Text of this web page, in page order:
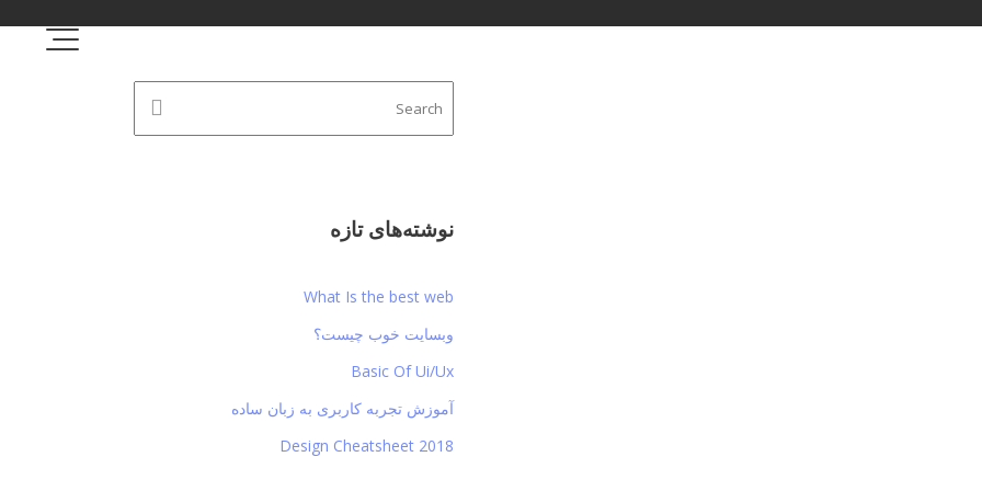
نوشته‌های تازه
What Is the best web
وبسایت خوب چیست؟
Basic Of Ui/Ux
آموزش تجربه کاربری به زبان ساده
Design Cheatsheet 2018